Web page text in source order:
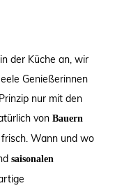
der Küche an, wir
Genießerinnen
nur mit den
von Bauern
frisch. Wann und wo
saisonalen